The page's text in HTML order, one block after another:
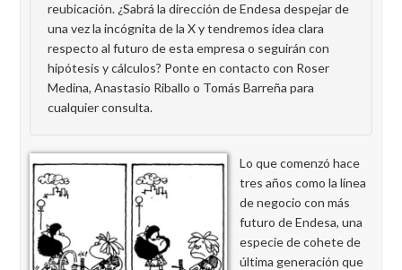
reubicación. ¿Sabrá la dirección de Endesa despejar de
una vez la incógnita de la X y tendremos idea clara
respecto al futuro de esta empresa o seguirán con
hipótesis y cálculos? Ponte en contacto con Roser
Medina, Anastasio Riballo o Tomás Barreña para
cualquier consulta.
Lo que comenzó hace
tres años como la línea
de negocio con más
futuro de Endesa, una
especie de cohete de
última generación que